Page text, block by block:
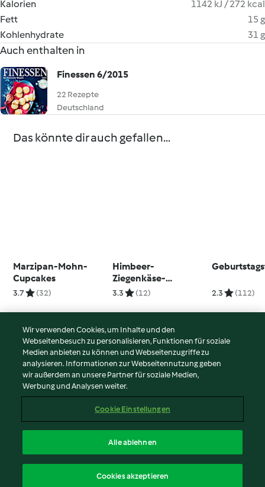
Kalorien
1142 kJ / 272 kcal
Fett
15 g
Kohlenhydrate
31 g
Auch enthalten in
Finessen 6/2015
22 Rezepte
Deutschland
Das könnte dir auch gefallen...
Marzipan-Mohn-
Cupcakes
3.7 (32)
Himbeer-
Ziegenkäse-
Charlotte
3.3 (12) 2.3 (112)
© Copyright 2026
Nutzungsbedingungen
Datenschutzrichtlinien
Impressum
Inhalt melden
Wir verwenden Cookies, um Inhalte und den
Webseitenbesuch zu personalisieren, Funktionen für soziale
Medien anbieten zu können und Webseitenzugriffe zu
analysieren. Informationen zur Webseitennutzung geben
wir außerdem an unsere Partner für soziale Medien,
Werbung und Analysen weiter.
Cookie Einstellungen
Alle ablehnen
Cookies akzeptieren